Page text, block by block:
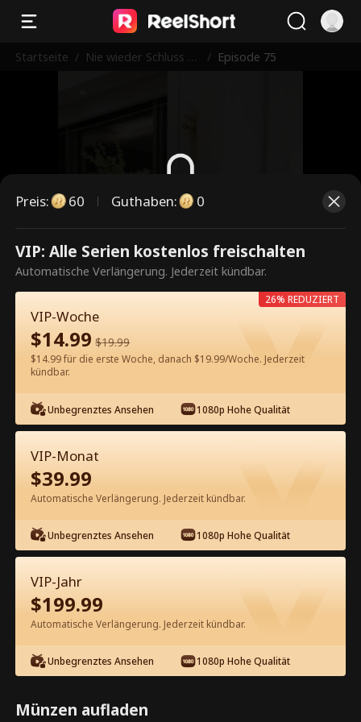
Startseite / Nie wieder Schluss m
/ Episode 75
Dies ist eine kostenpflichtige
Episode. Bitte entsperren, um
weiterzusehen.
60Jetzt entsperren
Kostenlos in der App ansehen
Episode 75 - Nie wieder Schluss
machen Kompletter Film
1-50 51-92
75 76 78 79
Preis: 60 Guthaben: 0
VIP: Alle Serien kostenlos freischalten
Automatische Verlängerung. Jederzeit kündbar.
VIP-Woche
$14.99 $19.99
$14.99 für die erste Woche, danach $19.99/Woche. Jederzeit
kündbar.
Unbegrenztes Ansehen 1080p Hohe Qualität
26% REDUZIERT
VIP-Monat
$39.99
Automatische Verlängerung. Jederzeit kündbar.
Unbegrenztes Ansehen 1080p Hohe Qualität
VIP-Jahr
$199.99
Automatische Verlängerung. Jederzeit kündbar.
Unbegrenztes Ansehen 1080p Hohe Qualität
Münzen aufladen